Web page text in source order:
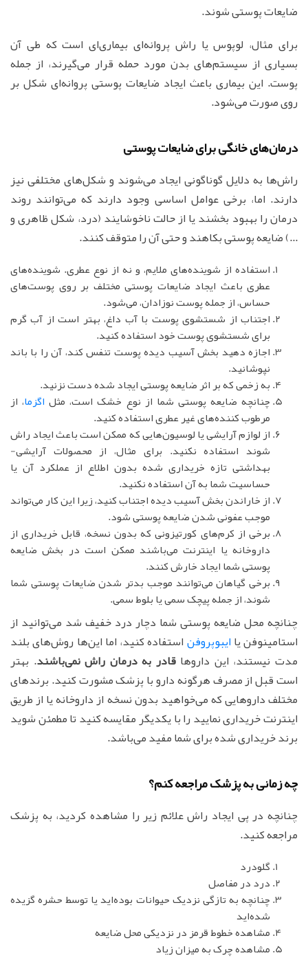
ضایعات پوستی شوند.
برای مثال، لوپوس یا راش پروانه‌ای بیماری‌ای است که طی آن
بسیاری از سیستم‌های بدن مورد حمله قرار می‌گیرند، از جمله
پوست. این بیماری باعث ایجاد ضایعات پوستی پروانه‌ای شکل بر
روی صورت می‌شود.
درمان‌های خانگی برای ضایعات پوستی
راش‌ها به دلایل گوناگونی ایجاد می‌شوند و شکل‌های مختلفی نیز
دارند. اما، برخی عوامل اساسی وجود دارند که می‌توانند روند
درمان را بهبود بخشند یا از حالت ناخوشایند (درد، شکل ظاهری و
...) ضایعه پوستی بکاهند و حتی آن را متوقف کنند.
استفاده از شوینده‌های ملایم، و نه از نوع عطری. شوینده‌های
عطری باعث ایجاد ضایعات پوستی مختلف بر روی پوست‌های
حساس، از جمله پوست نوزادان، می‌شود.
اجتناب از شستشوی پوست با آب داغ، بهتر است از آب گرم
برای شستشوی پوست خود استفاده کنید.
اجازه دهید بخش آسیب دیده پوست تنفس کند، آن را با باند
نپوشانید.
به زخمی که بر اثر ضایعه پوستی ایجاد شده دست نزنید.
چنانچه ضایعه پوستی شما از نوع خشک است، مثل اگزما، از
مرطوب کننده‌های غیر عطری استفاده کنید.
از لوازم آرایشی یا لوسیون‌هایی که ممکن است باعث ایجاد راش
شوند استفاده نکنید. برای مثال، از محصولات آرایشی-
بهداشتی تازه خریداری شده بدون اطلاع از عملکرد آن یا
حساسیت شما به آن استفاده نکنید.
از خاراندن بخش آسیب دیده اجتناب کنید، زیرا این کار می‌تواند
موجب عفونی شدن ضایعه پوستی شود.
برخی از کرم‌های کورتیزونی که بدون نسخه، قابل خریداری از
داروخانه یا اینترنت می‌باشند ممکن است در بخش ضایعه
پوستی شما ایجاد خارش کنند.
برخی گیاهان می‌توانند موجب بدتر شدن ضایعات پوستی شما
شوند، از جمله پیچک سمی یا بلوط سمی.
چنانچه محل ضایعه پوستی شما دچار درد خفیف شد می‌توانید از
استامینوفن یاایبوپروفناستفاده کنید، اما این‌ها روش‌های بلند
مدت نیستند، این داروهاقادر به درمان راش نمی‌باشند. بهتر
است قبل از مصرف هرگونه دارو با پزشک مشورت کنید. برندهای
مختلف داروهایی که می‌خواهید بدون نسخه از داروخانه یا از طریق
اینترنت خریداری نمایید را با یکدیگر مقایسه کنید تا مطمئن شوید
برند خریداری شده برای شما مفید می‌باشد.
چه زمانی به پزشک مراجعه کنم؟
چنانچه در پی ایجاد راش علائم زیر را مشاهده کردید، به پزشک
مراجعه کنید.
گلودرد
درد در مفاصل
چنانچه به تازگی نزدیک حیوانات بوده‌اید یا توسط حشره گزیده
شده‌اید
مشاهده خطوط قرمز در نزدیکی محل ضایعه
مشاهده چرک به میزان زیاد